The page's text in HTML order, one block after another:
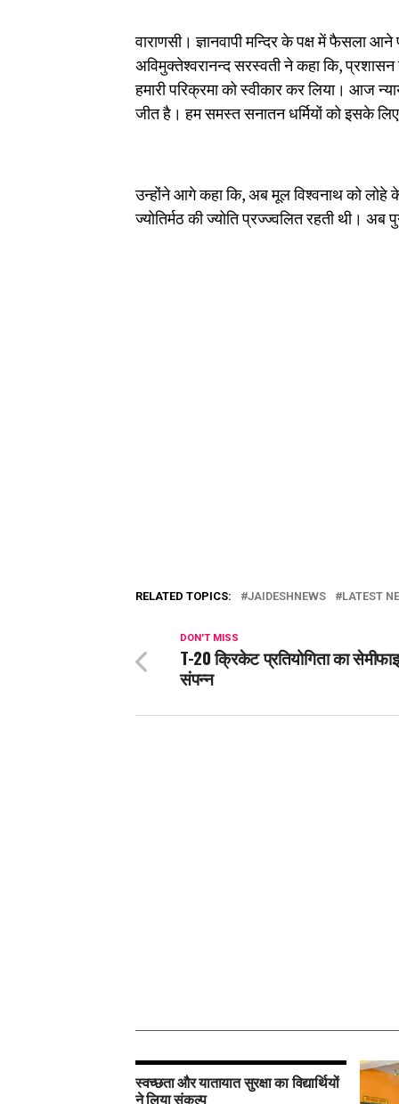
वाराणसी। ज्ञानवापी मन्दिर के पक्ष में फैसला
अविमुक्तेश्वरानन्द सरस्वती ने कहा कि, प्रशासन
हमारी परिक्रमा को स्वीकार कर लिया। आज
जीत है। हम समस्त सनातन धर्मियों को इसके
उन्होंने आगे कहा कि, अब मूल विश्वनाथ को लोहे
ज्योतिर्मठ की ज्योति प्रज्ज्वलित रहती थी। अब
RELATED TOPICS: JAIDESHNEWS LATEST
DON'T MISS
T-20 क्रिकेट प्रतियोगिता का
संपन्न
स्वच्छता और यातायात सुरक्षा का विद्यार्थियों
ने लिया संकल्प